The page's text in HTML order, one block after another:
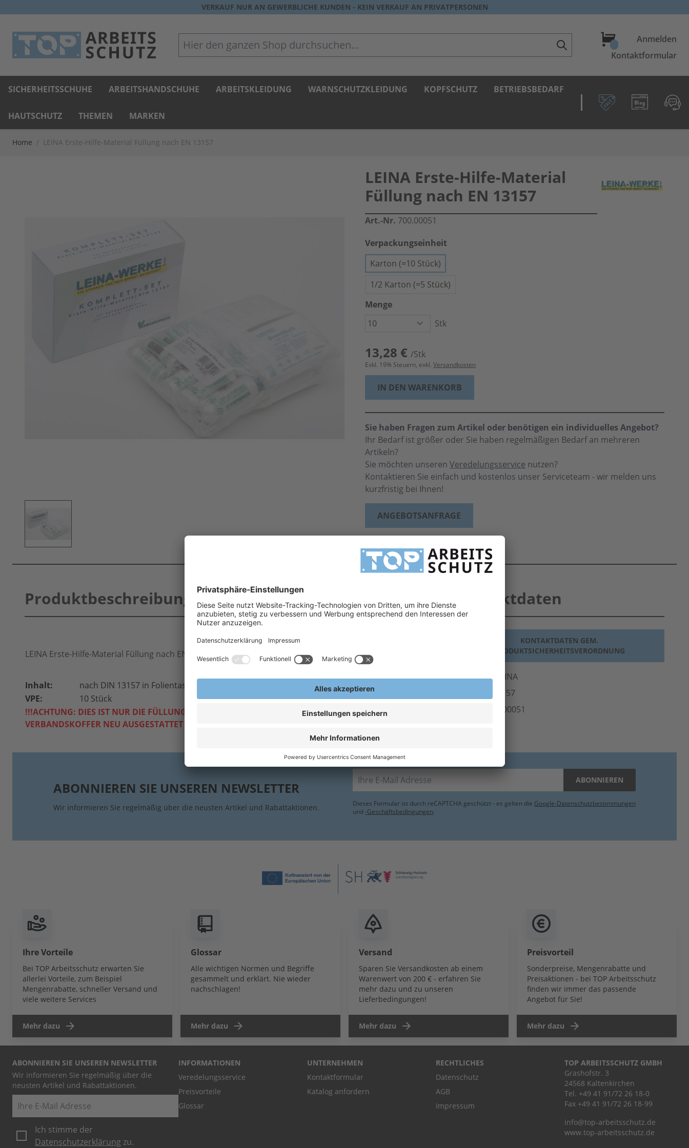
VERKAUF NUR AN GEWERBLICHE KUNDEN - KEIN VERKAUF AN PRIVATPERSONEN
Hier den ganzen Shop durchsuchen... WarenkorbAnmelden
Kontaktformular
SICHERHEITSSCHUHE ARBEITSHANDSCHUHE ARBEITSKLEIDUNG WARNSCHUTZKLEIDUNG KOPFSCHUTZ BETRIEBSBEDARF
HAUTSCHUTZ THEMEN MARKEN
Home / LEINA Erste-Hilfe-Material Füllung nach EN 13157
LEINA Erste-Hilfe-Material
Füllung nach EN 13157
Art.-Nr. 700.00051
Verpackungseinheit
Karton (=10 Stück)
1/2 Karton (=5 Stück)
Menge
Stk
13,28 € /Stk
Exkl. 19% Steuern, exkl. Versandkosten
IN DEN WARENKORB
Sie haben Fragen zum Artikel oder benötigen ein individuelles Angebot?
Ihr Bedarf ist größer oder Sie haben regelmäßigen Bedarf an mehreren
Artikeln?
Sie möchten unseren Veredelungsservice nutzen?
Kontaktieren Sie einfach und kostenlos unser Serviceteam - wir melden uns
kurzfristig bei Ihnen!
ANGEBOTSANFRAGE
MEHR INFORMATIONEN
Produktbeschreibung
LEINA Erste-Hilfe-Material Füllung nach EN 13157
Inhalt:
nach DIN 13157 in Folientasche
VPE:
10 Stück
!!!ACHTUNG: DIES IST NUR DIE FÜLLUNG, WENN VORHANDENE
VERBANDSKOFFER NEU AUSGESTATTET WERDEN SOLLEN!!!
Produktdaten
KONTAKTDATEN GEM.
PRODUKTSICHERHEITSVERORDNUNG
Hersteller
LEINA
EN 13157
700.00051
ABONNIEREN SIE UNSEREN NEWSLETTER
Wir informieren Sie regelmäßig über die neusten Artikel und Rabattaktionen.
E-Mail ABONNIEREN
Dieses Formular ist durch reCAPTCHA geschützt - es gelten die Google-Datenschutzbestimmungen
und -Geschäftsbedingungen.
Ihre Vorteile
Bei TOP Arbeitsschutz erwarten Sie
allerlei Vorteile, zum Beispiel
Mengenrabatte, schneller Versand und
viele weitere Services
Mehr dazu
Glossar
Alle wichtigen Normen und Begriffe
gesammelt und erklärt. Nie wieder
nachschlagen!
Mehr dazu
Versand
Sparen Sie Versandkosten ab einem
Warenwert von 200 € - erfahren Sie
mehr dazu und zu unseren
Lieferbedingungen!
Mehr dazu
Preisvorteil
Sonderpreise, Mengenrabatte und
Preisaktionen - bei TOP Arbeitsschutz
finden wir immer das passende
Angebot für Sie!
Mehr dazu
ABONNIEREN SIE UNSEREN NEWSLETTER
Wir informieren Sie regelmäßig über die
neusten Artikel und Rabattaktionen.
E-Mail
Ich stimme der
Datenschutzerklärung zu.
INFORMATIONEN
Veredelungsservice
Preisvorteile
Glossar
UNTERNEHMEN
Kontaktformular
Katalog anfordern
RECHTLICHES
Datenschutz
AGB
Impressum
TOP ARBEITSSCHUTZ GMBH
Grashofstr. 3
24568 Kaltenkirchen
Tel. +49 41 91/72 26 18-0
Fax +49 41 91/72 26 18-99
info@top-arbeitsschutz.de
www.top-arbeitsschutz.de